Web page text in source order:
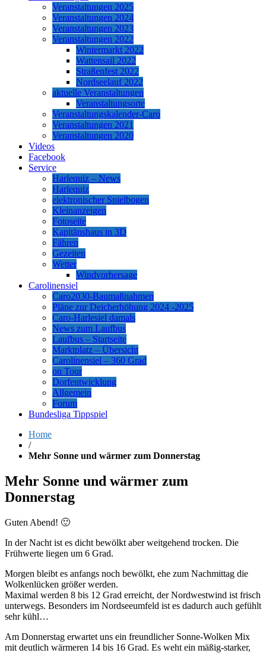
Veranstaltungen 2025
Veranstaltungen 2024
Veranstaltungen 2023
Veranstaltungen 2022
Wintermarkt 2022
Wattensail 2022
Straßenfest 2022
Nordseelauf 2022
aktuelle Veranstaltungen
Veranstaltungsorte
Veranstaltungskalender-Caro
Veranstaltungen 2021
Veranstaltungen 2020
Videos
Facebook
Service
Harlequiz – News
Harlequiz
elektronischer Spielbogen
Kleinanzeigen
Fotoseite
Kapitänshaus in 3D
Fähren
Gezeiten
Wetter
Windvorhersage
Carolinensiel
Caro2030-Baumaßnahmen
Pläne zur Deicherhöhung 2024 -2025
Caro-Harlesiel damals
News zum Laufbus
Laufbus – Startseite
Marktplatz – Übersicht
Carolinensiel – 360 Grad
on Tour
Dorfentwicklung
Allgemein
Forum
Bundesliga Tippspiel
Home
/
Mehr Sonne und wärmer zum Donnerstag
Mehr Sonne und wärmer zum
Donnerstag
Guten Abend! 🙂
In der Nacht ist es dicht bewölkt aber weitgehend trocken. Die
Frühwerte liegen um 6 Grad.
Morgen bleibt es anfangs noch bewölkt, ehe zum Nachmittag die
Wolkenlücken größer werden.
Maximal werden 8 bis 12 Grad erreicht, der Nordwestwind ist frisch
unterwegs. Besonders im Nordseeumfeld ist es dadurch auch gefühlt
sehr kühl…
Am Donnerstag erwartet uns ein freundlicher Sonne-Wolken Mix
mit deutlich wärmeren 14 bis 16 Grad. Es weht ein mäßig-starker,